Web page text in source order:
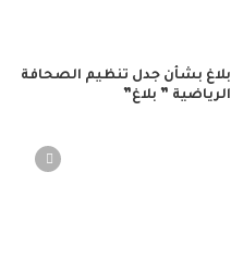
بلاغ بشأن جدل تنظيم الصحافة
الرياضية ” بلاغ”